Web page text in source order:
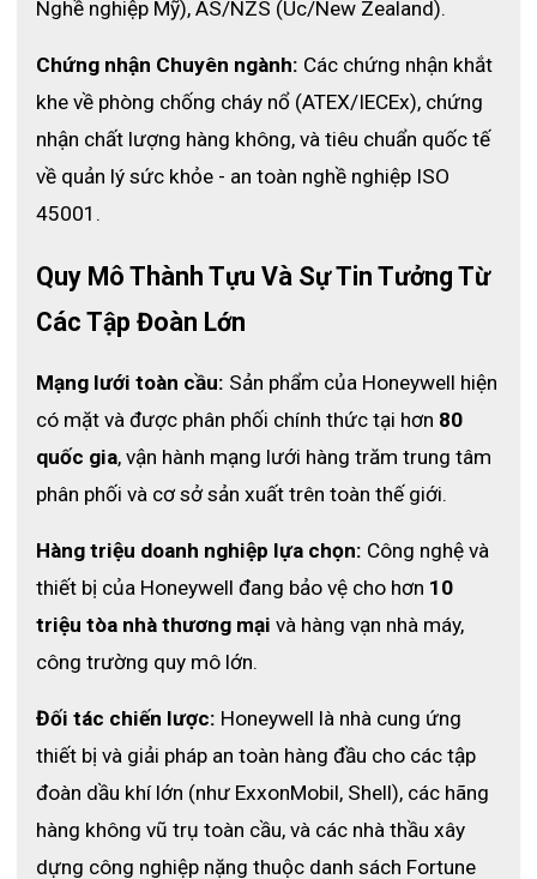
Nếu bạn bỏ ra 1 số tiền lớn như vậy chỉ để sử dụng trong vài
lớn như thế, bạn có thể thuê máy để sử dụng với chi phí chỉ từ
500.000/ ngày. Điều này vừa giúp giải quyết các công việc cần
thiết, đồng thời phần nào cũng giúp bạn tiết kiệm chi phí hơn
nhiều.
Địa chỉ thuê máy trợ thở SCBA uy tín,
chất lượng
Bảo hộ lao động ECO3D là một trong những địa chỉ thuê máy
trợ thở SCBA SCBA-805MLK-T uy tín nhất trên thị trường hiện
ECO3D là nhà phân phối và nhập khẩu trực tiếp các thiết bị máy
trợ thở SCBA từ hãng Honeywell. Sản phẩm luôn được kiểm tra
định kì bởi các chuyên gia của ECO3D để đảm bảo rằng sản
phẩm đến tay khách hàng là tốt nhất và đảm bảo an toàn nhất.
Sản phẩm có đầy đủ các giấy tờ liên quan như CO, CQ.
Nghề nghiệp Mỹ), AS/NZS (Úc/New Zealand).
Chứng nhận Chuyên ngành: Các chứng nhận khắt
khe về phòng chống cháy nổ (ATEX/IECEx), chứng
nhận chất lượng hàng không, và tiêu chuẩn quốc tế
về quản lý sức khỏe - an toàn nghề nghiệp ISO
45001.
Quy Mô Thành Tựu Và Sự Tin Tưởng Từ
Các Tập Đoàn Lớn
Mạng lưới toàn cầu: Sản phẩm của Honeywell hiện
có mặt và được phân phối chính thức tại hơn 80
quốc gia, vận hành mạng lưới hàng trăm trung tâm
phân phối và cơ sở sản xuất trên toàn thế giới.
Hàng triệu doanh nghiệp lựa chọn: Công nghệ và
thiết bị của Honeywell đang bảo vệ cho hơn 10
triệu tòa nhà thương mại và hàng vạn nhà máy,
công trường quy mô lớn.
Đối tác chiến lược: Honeywell là nhà cung ứng
thiết bị và giải pháp an toàn hàng đầu cho các tập
đoàn dầu khí lớn (như ExxonMobil, Shell), các hãng
hàng không vũ trụ toàn cầu, và các nhà thầu xây
dựng công nghiệp nặng thuộc danh sách Fortune